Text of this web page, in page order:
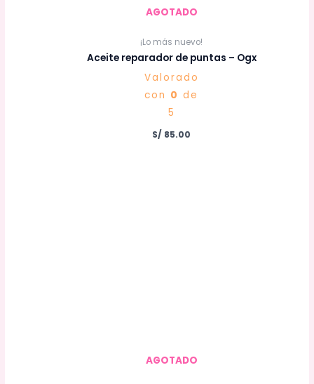
AGOTADO
¡Lo más nuevo!
Aceite reparador de puntas – Ogx
Valorado
con 0 de
5
S/ 85.00
AGOTADO